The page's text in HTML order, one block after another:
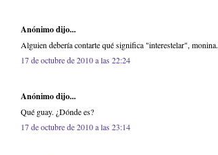
Anónimo dijo...
Alguien debería contarte qué significa "interestelar", monina.
17 de octubre de 2010 a las 22:24
Anónimo dijo...
Qué guay. ¿Dónde es?
17 de octubre de 2010 a las 23:14